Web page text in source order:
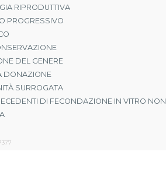
RIPRODUTTIVA
PROGRESSIVO
DEL GENERE
DONAZIONE
SURROGATA
DI FECONDAZIONE IN VITRO NON